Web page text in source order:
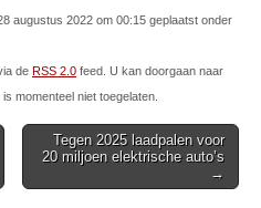
augustus 2022 om 00:15 geplaatst onder
de RSS 2.0 feed. U kan doorgaan naar
momenteel niet toegelaten.
Tegen 2025 laadpalen voor
20 miljoen elektrische auto’s
→